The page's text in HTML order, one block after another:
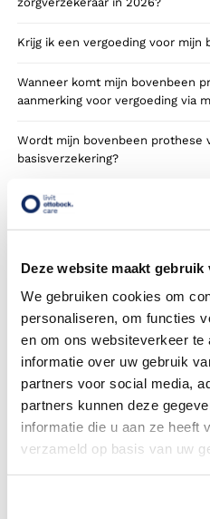
Deze website maakt gebruik
We gebruiken cookies om
personaliseren, om functies
en om ons websiteverkeer
informatie over uw gebruik
partners voor social media,
partners kunnen deze
informatie die u aan ze heeft
verzameld op basis van uw
Krijg ik een vergoeding voor mijn
Wanneer komt mijn bovenbeen
aanmerking voor vergoeding via
Wordt mijn bovenbeen prothese
basisverzekering?
Wordt mijn bovenbeen prothese
aanvullende verzekering?
Zijn er ook bovenbeen
standaard uitvoeringen?
Is de bovenbeen prothese mijn
Wordt de bovenbeen prothese
bruikleen of lease regeling van
Wanneer mag mijn bovenbeen
Heb ik voor de vergoeding van